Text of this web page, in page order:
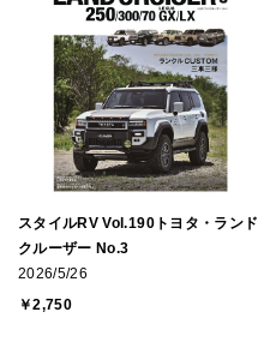
スタイルRV Vol.190トヨタ・ランド
クルーザー No.3
2026/5/26
￥2,750